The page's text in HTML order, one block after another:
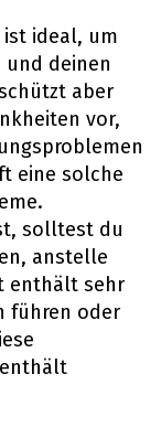
ist ideal, um
und deinen
aber
vor,
eine solche
solltest du
anstelle
enthält sehr
führen oder